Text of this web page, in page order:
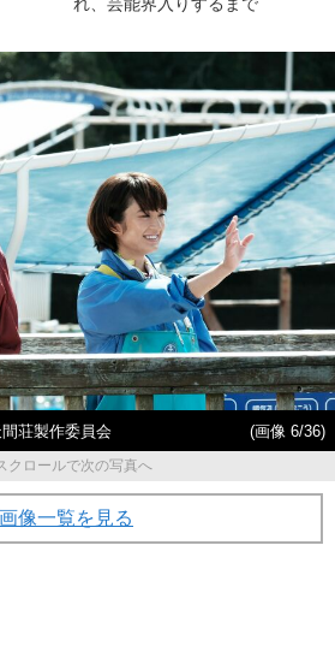
荘製作委員会
(画像 6/36)
クロールで次の写真へ
画像一覧を見る